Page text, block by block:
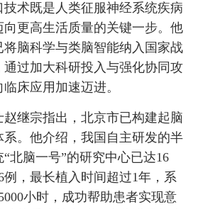
术既是人类征服神经系统疾病
更高生活质量的关键一步。他
脑科学与类脑智能纳入国家战
过加大科研投入与强化协同攻
床应用加速迈进。
赵继宗指出，北京市已构建起脑
。他介绍，我国自主研发的半
北脑一号”的研究中心已达16
例，最长植入时间超过1年，系
小时，成功帮助患者实现意